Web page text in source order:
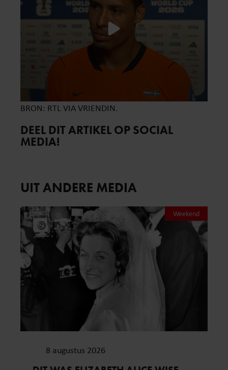
BRON: RTL VIA VRIENDIN.
DEEL DIT ARTIKEL OP SOCIAL
MEDIA!
UIT ANDERE MEDIA
Weekend
8 augustus 2026